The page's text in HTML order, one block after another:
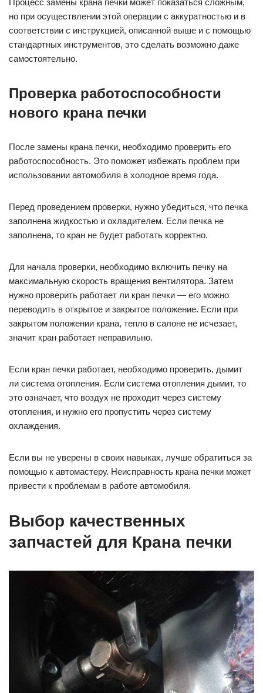
но при осуществлении этой операции с аккуратностью и в
соответствии с инструкцией, описанной выше и с помощью
стандартных инструментов, это сделать возможно даже
самостоятельно.
Проверка работоспособности
нового крана печки
После замены крана печки, необходимо проверить его
работоспособность. Это поможет избежать проблем при
использовании автомобиля в холодное время года.
Перед проведением проверки, нужно убедиться, что печка
заполнена жидкостью и охладителем. Если печка не
заполнена, то кран не будет работать корректно.
Для начала проверки, необходимо включить печку на
максимальную скорость вращения вентилятора. Затем
нужно проверить работает ли кран печки — его можно
переводить в открытое и закрытое положение. Если при
закрытом положении крана, тепло в салоне не исчезает,
значит кран работает неправильно.
Если кран печки работает, необходимо проверить, дымит
ли система отопления. Если система отопления дымит, то
это означает, что воздух не проходит через систему
отопления, и нужно его пропустить через систему
охлаждения.
Если вы не уверены в своих навыках, лучше обратиться за
помощью к автомастеру. Неисправность крана печки может
привести к проблемам в работе автомобиля.
Выбор качественных
запчастей для Крана печки